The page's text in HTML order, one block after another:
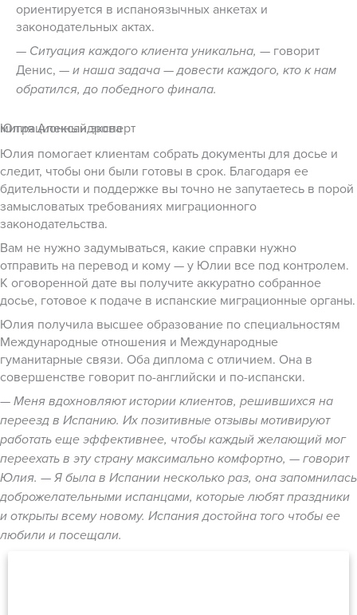
ориентируется в испаноязычных анкетах и
законодательных актах.
— Ситуация каждого клиента уникальна, — говорит
Денис, — и наша задача — довести каждого, кто к нам
обратился, до победного финала.
Юлия Александрова
миграционный эксперт
Юлия помогает клиентам собрать документы для досье и
следит, чтобы они были готовы в срок. Благодаря ее
бдительности и поддержке вы точно не запутаетесь в порой
замысловатых требованиях миграционного
законодательства.
Вам не нужно задумываться, какие справки нужно
отправить на перевод и кому — у Юлии все под контролем.
К оговоренной дате вы получите аккуратно собранное
досье, готовое к подаче в испанские миграционные органы.
Юлия получила высшее образование по специальностям
Международные отношения и Международные
гуманитарные связи. Оба диплома с отличием. Она в
совершенстве говорит по-английски и по-испански.
— Меня вдохновляют истории клиентов, решившихся на
переезд в Испанию. Их позитивные отзывы мотивируют
работать еще эффективнее, чтобы каждый желающий мог
переехать в эту страну максимально комфортно, — говорит
Юлия. — Я была в Испании несколько раз, она запомнилась
доброжелательными испанцами, которые любят праздники
и открыты всему новому. Испания достойна того чтобы ее
любили и посещали.